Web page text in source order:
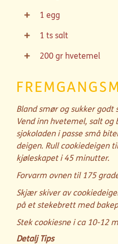
1 egg
1 ts salt
200 gr hvetemel
Bland smør og sukker
Vend inn hvetemel, salt og
sjokoladen i passe små
deigen. Rull cookiedeigen
kjøleskapet i 45 minutter.
Forvarm ovnen til 175
Skjær skiver av
på et stekebrett med
Stek cookiesne i ca 10-12
Detalj Tips